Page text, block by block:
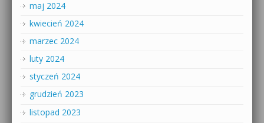
maj 2024
kwiecień 2024
marzec 2024
luty 2024
styczeń 2024
grudzień 2023
listopad 2023